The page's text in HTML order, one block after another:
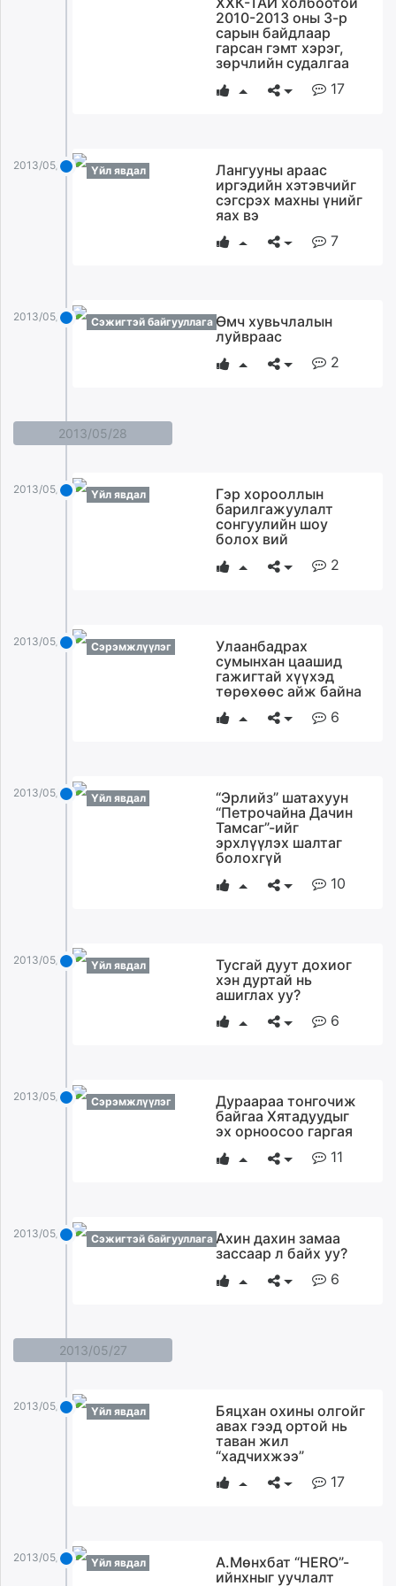
ergelt.mn
unen.mn
isee.mn
itoim.mn
unegui.mn
assa.mn
2010-2013 оны 3-р
сарын байдлаар
гарсан гэмт хэрэг,
зөрчлийн судалгаа
17
2013/05/29 Үйл явдал
Лангууны араас
иргэдийн хэтэвчийг
сэгсрэх махны үнийг
яах вэ
7
2013/05/29 Сэжигтэй байгууллага Өмч хувьчлалын
луйвраас
2
2013/05/28
2013/05/28 Үйл явдал
Гэр хорооллын
барилгажуулалт
сонгуулийн шоу
болох вий
2
2013/05/28 Сэрэмжлүүлэг
Улаанбадрах
сумынхан цаашид
гажигтай хүүхэд
төрөхөөс айж байна
6
2013/05/28 Үйл явдал
“Эрлийз” шатахуун
“Петрочайна Дачин
Тамсаг”-ийг
эрхлүүлэх шалтаг
болохгүй
10
2013/05/28 Үйл явдал
Тусгай дуут дохиог
хэн дуртай нь
ашиглах уу?
6
2013/05/28 Сэрэмжлүүлэг
Дураараа тонгочиж
байгаа Хятадуудыг
эх орноосоо гаргая
11
2013/05/28 Сэжигтэй байгууллага Ахин дахин замаа
зассаар л байх уу?
6
2013/05/27
2013/05/27 Үйл явдал
Бяцхан охины олгойг
авах гээд ортой нь
таван жил
“хадчихжээ”
17
2013/05/27 Үйл явдал
А.Мөнхбат “HERO”-
ийнхныг уучлалт